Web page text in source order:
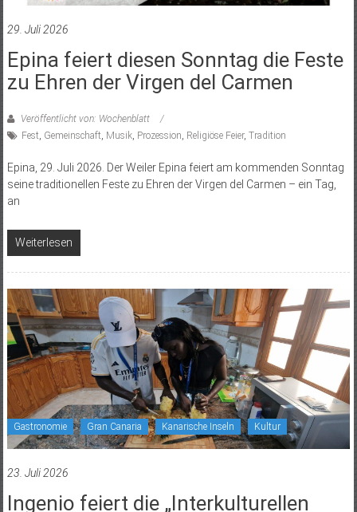
29. Juli 2026
Epina feiert diesen Sonntag die Feste
zu Ehren der Virgen del Carmen
Veröffentlicht von: Wochenblatt
Fest, Gemeinschaft, Musik, Prozession, Religiöse Feier, Tradition
Epina, 29. Juli 2026. Der Weiler Epina feiert am kommenden Sonntag
seine traditionellen Feste zu Ehren der Virgen del Carmen – ein Tag,
an
Weiterlesen
Gastronomie Gran Canaria Kanarische Inseln Kultur
23. Juli 2026
Ingenio feiert die „Interkulturellen